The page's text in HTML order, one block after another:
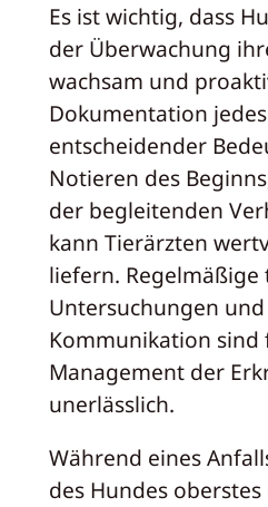
Es ist wichtig, dass
der Überwachung
wachsam und
Dokumentation
entscheidender
Notieren des
der begleitenden
kann Tierärzten
liefern.
Untersuchungen
Kommunikation sind
Management der
unerlässlich.
Während eines
des Hundes